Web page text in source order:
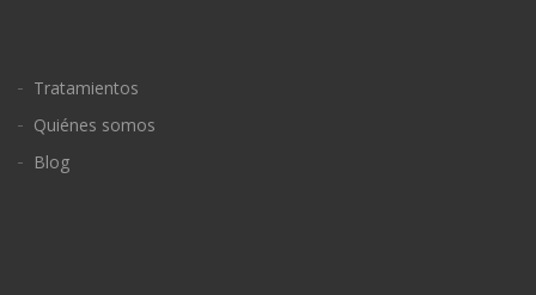
Tratamientos
Quiénes somos
Blog